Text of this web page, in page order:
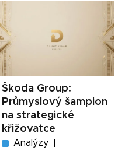
Škoda Group:
Průmyslový šampion
na strategické
křižovatce
Analýzy